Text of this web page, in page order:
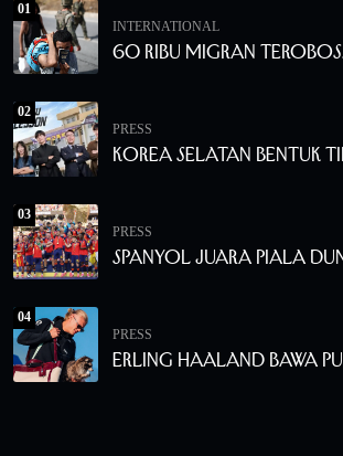
01
INTERNATIONAL
60 Ribu Migran
02
PRESS
Korea Selatan Bentuk
03
PRESS
Spanyol Juara Piala
04
PRESS
Erling Haaland Bawa